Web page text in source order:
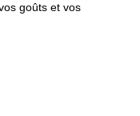
goûts et vos